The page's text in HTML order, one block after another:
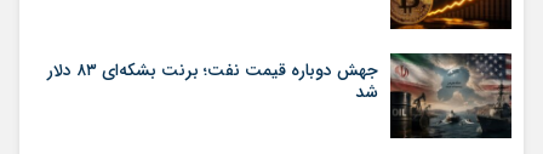
جهش دوباره قیمت نفت؛ برنت بشکه‌ای ۸۳ دلار
شد